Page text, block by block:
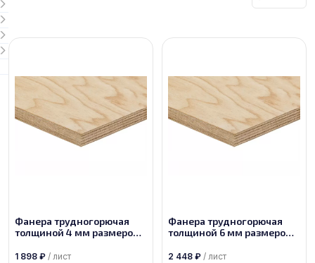
Фанера трудногорючая
толщиной 4 мм размером
1 898 ₽ / лист
Фанера трудногорючая
толщиной 6 мм размером
2 448 ₽ / лист